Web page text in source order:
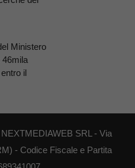
Ministero
46mila
il
SRL - Via
- Codice Fiscale e Partita